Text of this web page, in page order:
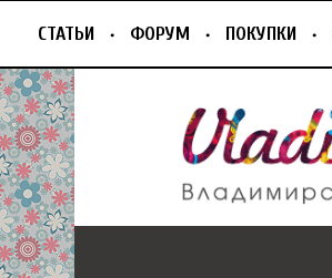
СТАТЬИ ФОРУМ ПОКУПКИ